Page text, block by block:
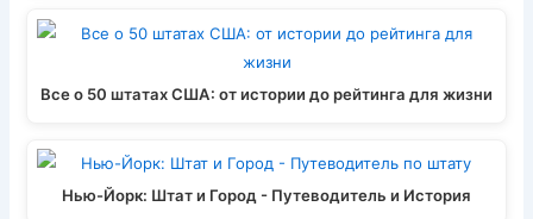
s
ki
k
Все о 50 штатах США: от истории до рейтинга для жизни
Нью-Йорк: Штат и Город - Путеводитель и История